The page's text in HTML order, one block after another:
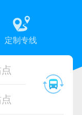
定制专线